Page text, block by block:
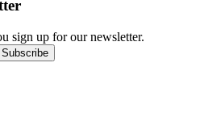
sign up for our newsletter.
Subscribe